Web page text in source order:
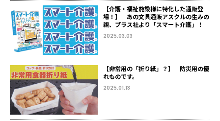
【介護・福祉施設様に特化した通販登
場！】 あの文具通販アスクルの生みの
親、プラス社より「スマート介護」！
2025.03.03
【非常用の「折り紙」？】 防災用の優
れものです。
2025.01.13